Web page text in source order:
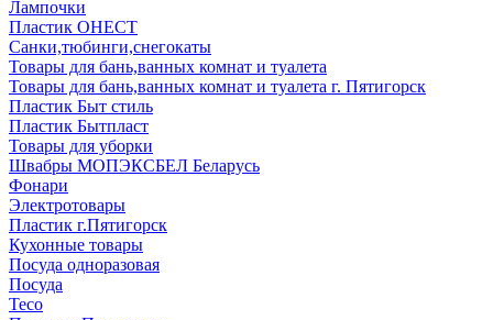
Лампочки
Пластик ОНЕСТ
Санки,тюбинги,снегокаты
Товары для бань,ванных комнат и туалета
Товары для бань,ванных комнат и туалета г. Пятигорск
Пластик Быт стиль
Пластик Бытпласт
Товары для уборки
Швабры МОПЭКСБЕЛ Беларусь
Фонари
Электротовары
Пластик г.Пятигорск
Кухонные товары
Посуда одноразовая
Посуда
Teco